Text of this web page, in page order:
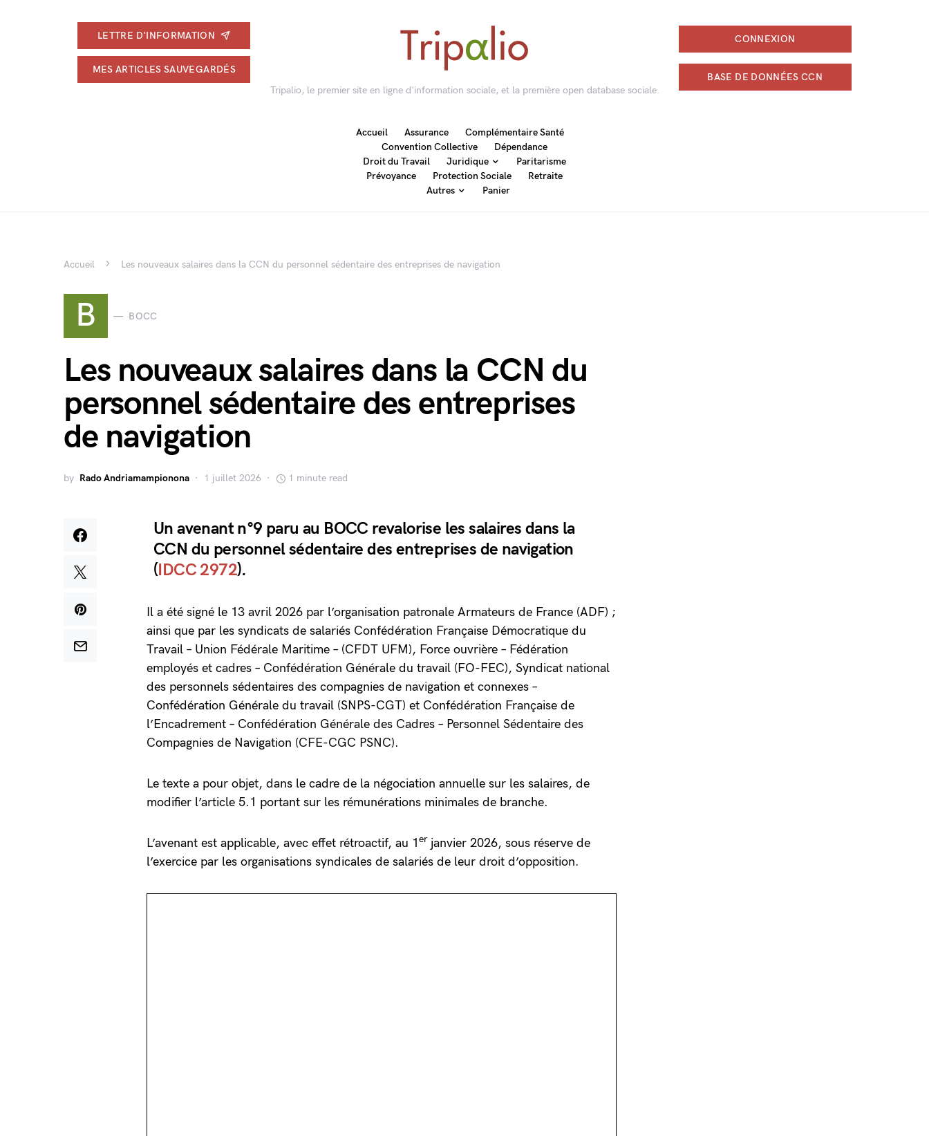
LETTRE D'INFORMATION
MES ARTICLES SAUVEGARDÉS
Tripalio, le premier site en ligne d'information sociale, et la première open database sociale.
CONNEXION
BASE DE DONNÉES CCN
Accueil Assurance
Complémentaire Santé
Convention Collective
Dépendance
Droit du Travail
Juridique
Paritarisme
Prévoyance
Protection Sociale
Retraite
Autres
Panier
Accueil Les nouveaux salaires dans la CCN du personnel sédentaire des entreprises de navigation
B BOCC
Les nouveaux salaires dans la CCN du
personnel sédentaire des entreprises
de navigation
by Rado Andriamampionona 1 juillet 2026 1 minute read
Un avenant n°9 paru au BOCC revalorise les salaires dans la
CCN du personnel sédentaire des entreprises de navigation
(IDCC 2972).
Il a été signé le 13 avril 2026 par l’organisation patronale Armateurs de France (ADF) ;
ainsi que par les syndicats de salariés Confédération Française Démocratique du
Travail – Union Fédérale Maritime – (CFDT UFM), Force ouvrière – Fédération
employés et cadres – Confédération Générale du travail (FO-FEC), Syndicat national
des personnels sédentaires des compagnies de navigation et connexes –
Confédération Générale du travail (SNPS-CGT) et Confédération Française de
l’Encadrement – Confédération Générale des Cadres – Personnel Sédentaire des
Compagnies de Navigation (CFE-CGC PSNC).
Le texte a pour objet, dans le cadre de la négociation annuelle sur les salaires, de
modifier l’article 5.1 portant sur les rémunérations minimales de branche.
L’avenant est applicable, avec effet rétroactif, au 1 er janvier 2026, sous réserve de
l’exercice par les organisations syndicales de salariés de leur droit d’opposition.